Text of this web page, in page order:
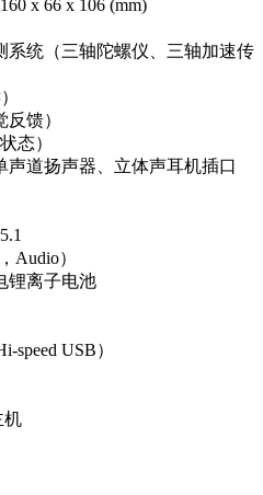
x 66 x 106 (mm)
统（三轴陀螺仪、三轴加速传
馈）
态）
道扬声器、立体声耳机插口
Audio）
离子电池
USB）